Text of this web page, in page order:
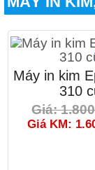
Máy in kim
310
Giá:
Giá KM: